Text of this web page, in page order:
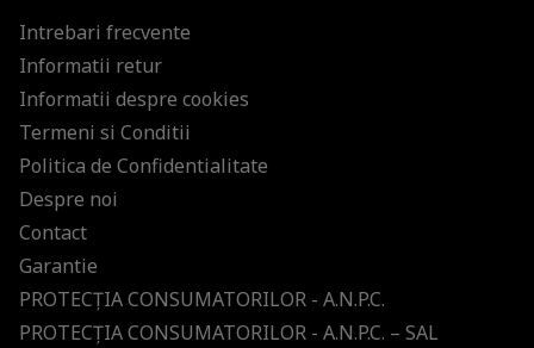
Intrebari frecvente
Informatii retur
Informatii despre cookies
Termeni si Conditii
Politica de Confidentialitate
Despre noi
Contact
Garantie
PROTECŢIA CONSUMATORILOR - A.N.P.C.
PROTECŢIA CONSUMATORILOR - A.N.P.C. – SAL